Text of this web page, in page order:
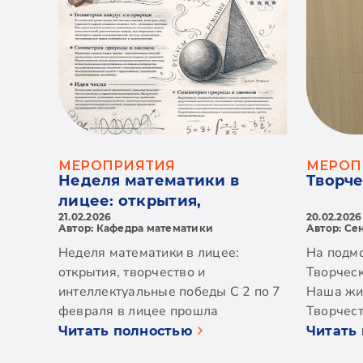
родной стране. Мы продолжаем
серию визитов в вузы Молдовы,
чтобы поддержать наших учащихся
на важном этапе
профессионального
самоопределения. Благодарим
администрацию и преподавателей
USM за тёплый приём и полезную
встречу!
pe
poezia
inima
VI-a și
talentul
de
expoziției
chipul
unor
Scopul
МЕРОПРИЯТИЯ
Неделя математики в
лицее: открытия,
творчество и
21.02.2026
Автор: Кафедра математики
Неделя математики в лицее:
открытия, творчество и
интеллектуальные победы С 2 по 7
февраля в лицее прошла
традиционная Неделя математики,
Читать полностью
20.02.2026
Автор:
На
Наша
человек
Читать